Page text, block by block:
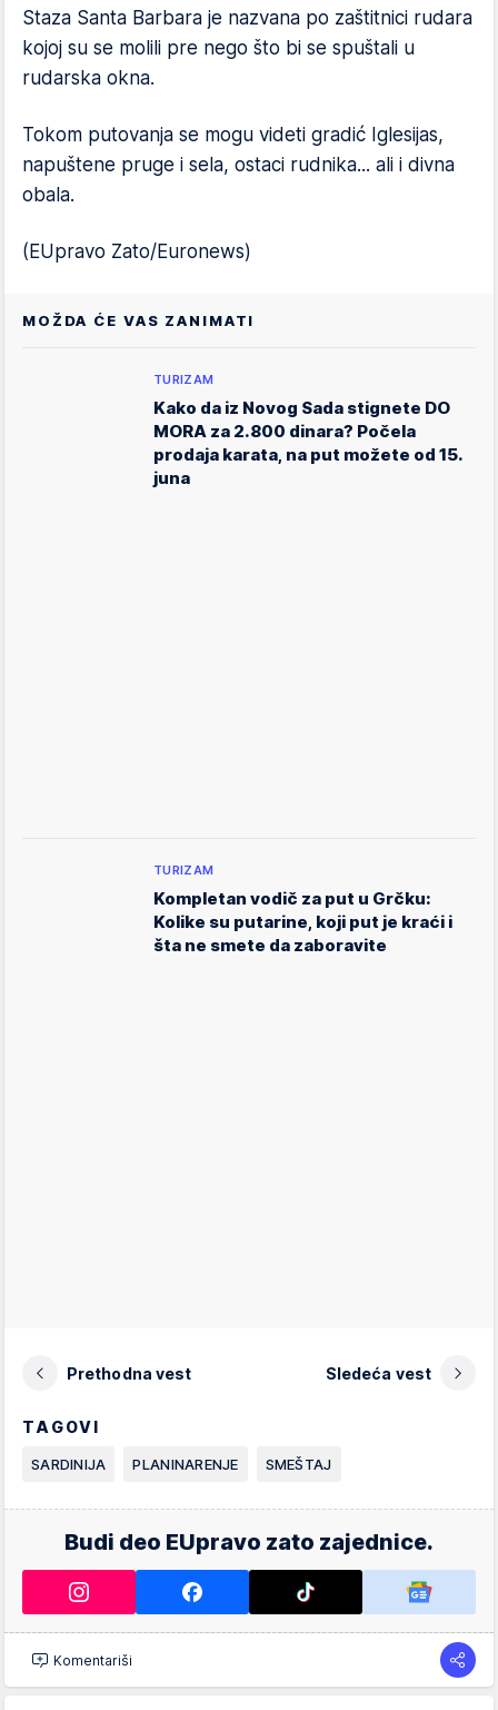
Staza Santa Barbara je nazvana po zaštitnici rudara
kojoj su se molili pre nego što bi se spuštali u
rudarska okna.
Tokom putovanja se mogu videti gradić Iglesijas,
napuštene pruge i sela, ostaci rudnika... ali i divna
obala.
(EUpravo Zato/Euronews)
MOŽDA ĆE VAS ZANIMATI
TURIZAM
Kako da iz Novog Sada stignete DO
MORA za 2.800 dinara? Počela
prodaja karata, na put možete od 15.
juna
TURIZAM
Kompletan vodič za put u Grčku:
Kolike su putarine, koji put je kraći i
šta ne smete da zaboravite
Prethodna vest Sledeća vest
TAGOVI
SARDINIJA PLANINARENJE SMEŠTAJ
Budi deo EUpravo zato zajednice.
Komentariši